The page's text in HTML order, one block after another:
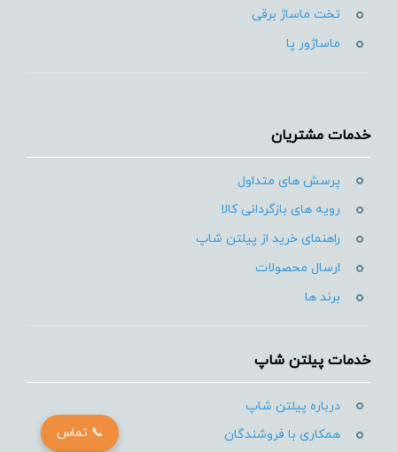
تخت ماساژ برقی
ماساژور پا
خدمات مشتریان
پرسش های متداول
رویه های بازگردانی کالا
راهنمای خرید از پیلتن شاپ
ارسال محصولات
برند ها
خدمات پیلتن شاپ
درباره پیلتن شاپ
همکاری با فروشندگان
📞 تماس